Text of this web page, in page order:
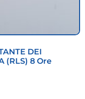
DEI
(RLS) 8 Ore